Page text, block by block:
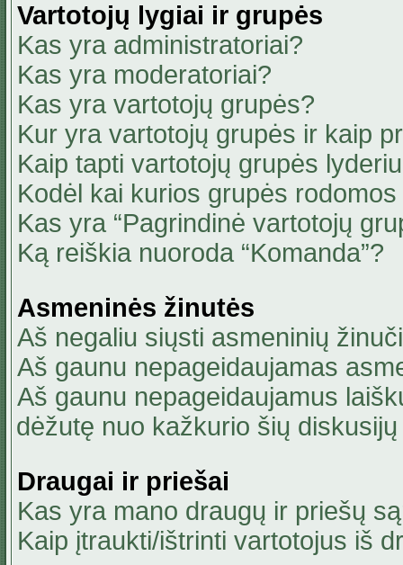
Vartotojų lygiai ir grupės
Kas yra administratoriai?
Kas yra moderatoriai?
Kas yra vartotojų grupės?
Kur yra vartotojų grupės ir kaip
Kaip tapti vartotojų grupės
Kodėl kai kurios grupės
Kas yra “Pagrindinė vartotojų
Ką reiškia nuoroda “Komanda”?
Asmeninės žinutės
Aš negaliu siųsti asmeninių
Aš gaunu nepageidaujamas
Aš gaunu nepageidaujamus
dėžutę nuo kažkurio šių
Draugai ir priešai
Kas yra mano draugų ir priešų
Kaip įtraukti/ištrinti vartotojus iš